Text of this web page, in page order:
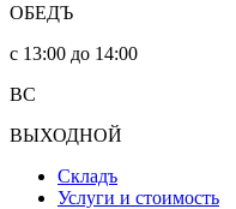
ОБЕДЪ
с 13:00 до 14:00
ВС
ВЫХОДНОЙ
Складъ
Услуги и стоимость